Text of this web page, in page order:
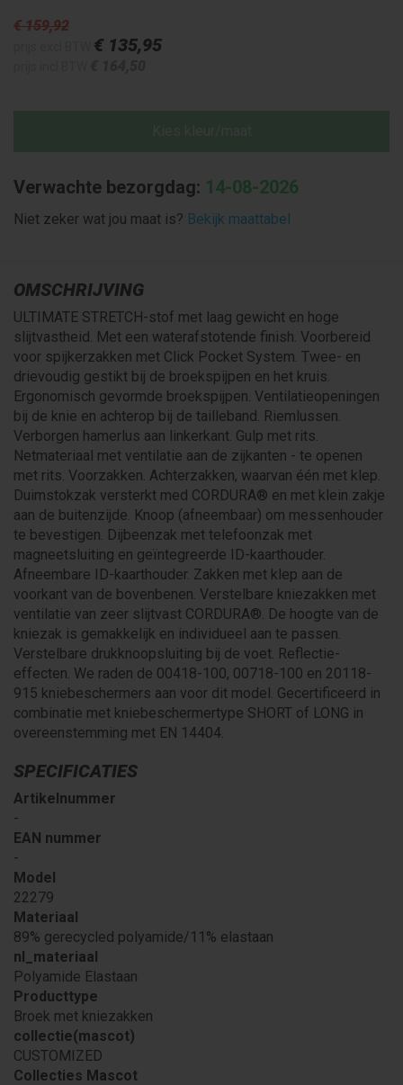
€ 159,92
€ 135,95
Verwachte bezorgdag: 14-08-2026
Niet zeker wat jou maat is? Bekijk maattabel
OMSCHRIJVING
ULTIMATE STRETCH-stof met laag gewicht en hoge
slijtvastheid. Met een waterafstotende finish. Voorbereid
voor spijkerzakken met Click Pocket System. Twee- en
drievoudig gestikt bij de broekspijpen en het kruis.
Ergonomisch gevormde broekspijpen. Ventilatieopeningen
bij de knie en achterop bij de tailleband. Riemlussen.
Verborgen hamerlus aan linkerkant. Gulp met rits.
Netmateriaal met ventilatie aan de zijkanten - te openen
met rits. Voorzakken. Achterzakken, waarvan één met klep.
Duimstokzak versterkt med CORDURA® en met klein zakje
aan de buitenzijde. Knoop (afneembaar) om messenhouder
te bevestigen. Dijbeenzak met telefoonzak met
magneetsluiting en geïntegreerde ID-kaarthouder.
Afneembare ID-kaarthouder. Zakken met klep aan de
voorkant van de bovenbenen. Verstelbare kniezakken met
ventilatie van zeer slijtvast CORDURA®. De hoogte van de
kniezak is gemakkelijk en individueel aan te passen.
Verstelbare drukknoopsluiting bij de voet. Reflectie-
effecten. We raden de 00418-100, 00718-100 en 20118-
915 kniebeschermers aan voor dit model. Gecertificeerd in
combinatie met kniebeschermertype SHORT of LONG in
overeenstemming met EN 14404.
SPECIFICATIES
Artikelnummer
-
EAN nummer
-
Model
22279
Materiaal
89% gerecycled polyamide/11% elastaan
nl_materiaal
Polyamide Elastaan
Producttype
Broek met kniezakken
collectie(mascot)
CUSTOMIZED
Collecties Mascot